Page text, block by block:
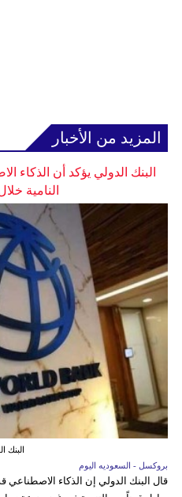
المزيد من الأخبار
البنك الدولي يؤكد أن الذكاء
النامية
البنك
بروكسل - السعوديه اليوم
قال البنك الدولي إن الذكاء الاصطناعي